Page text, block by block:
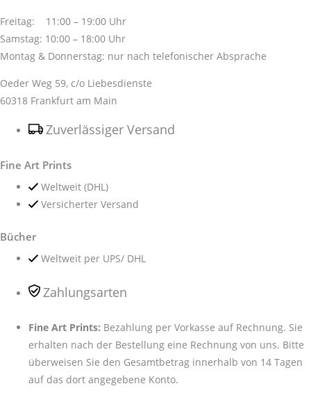
Freitag: 11:00 – 19:00 Uhr
Samstag: 10:00 – 18:00 Uhr
Montag & Donnerstag: nur nach telefonischer Absprache
Oeder Weg 59, c/o Liebesdienste
60318 Frankfurt am Main
Zuverlässiger Versand
Fine Art Prints
Weltweit (DHL)
Versicherter Versand
Bücher
Weltweit per UPS/ DHL
Zahlungsarten
Fine Art Prints: Bezahlung per Vorkasse auf Rechnung. Sie
erhalten nach der Bestellung eine Rechnung von uns. Bitte
überweisen Sie den Gesamtbetrag innerhalb von 14 Tagen
auf das dort angegebene Konto.